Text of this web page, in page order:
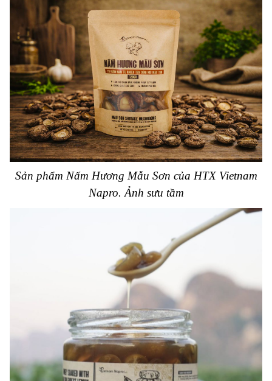
Sản phẩm Nấm Hương Mẫu Sơn của HTX Vietnam
Napro. Ảnh sưu tầm